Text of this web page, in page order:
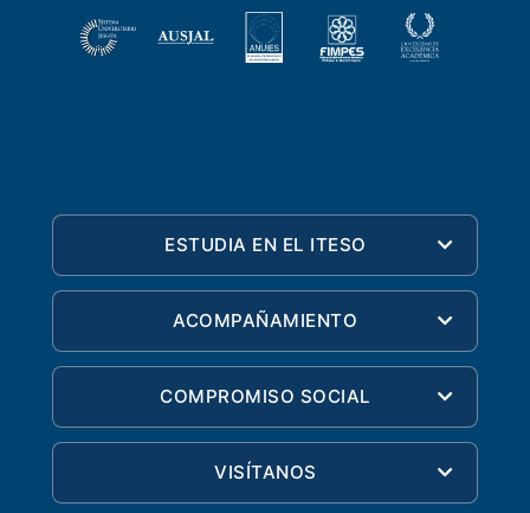
ESTUDIA EN EL ITESO
ACOMPAÑAMIENTO
COMPROMISO SOCIAL
VISÍTANOS